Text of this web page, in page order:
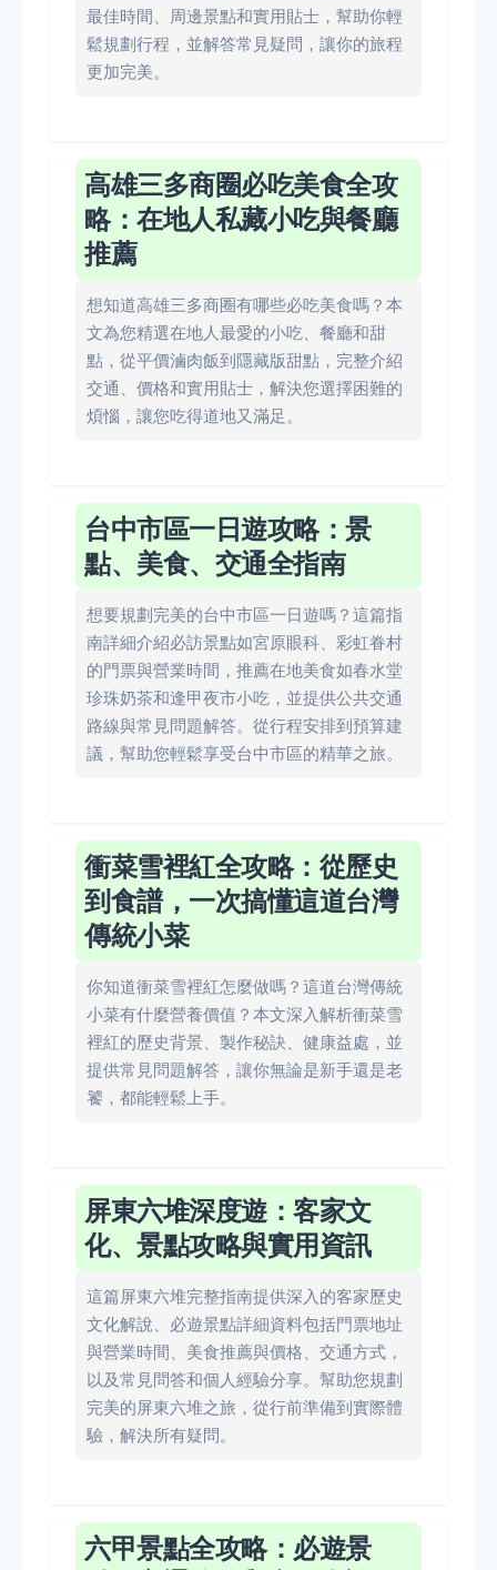
最佳時間、周邊景點和實用貼士，幫助你輕
鬆規劃行程，並解答常見疑問，讓你的旅程
更加完美。
高雄三多商圈必吃美食全攻
略：在地人私藏小吃與餐廳
推薦
想知道高雄三多商圈有哪些必吃美食嗎？本
文為您精選在地人最愛的小吃、餐廳和甜
點，從平價滷肉飯到隱藏版甜點，完整介紹
交通、價格和實用貼士，解決您選擇困難的
煩惱，讓您吃得道地又滿足。
台中市區一日遊攻略：景
點、美食、交通全指南
想要規劃完美的台中市區一日遊嗎？這篇指
南詳細介紹必訪景點如宮原眼科、彩虹眷村
的門票與營業時間，推薦在地美食如春水堂
珍珠奶茶和逢甲夜市小吃，並提供公共交通
路線與常見問題解答。從行程安排到預算建
議，幫助您輕鬆享受台中市區的精華之旅。
衝菜雪裡紅全攻略：從歷史
到食譜，一次搞懂這道台灣
傳統小菜
你知道衝菜雪裡紅怎麼做嗎？這道台灣傳統
小菜有什麼營養價值？本文深入解析衝菜雪
裡紅的歷史背景、製作秘訣、健康益處，並
提供常見問題解答，讓你無論是新手還是老
饕，都能輕鬆上手。
屏東六堆深度遊：客家文
化、景點攻略與實用資訊
這篇屏東六堆完整指南提供深入的客家歷史
文化解說、必遊景點詳細資料包括門票地址
與營業時間、美食推薦與價格、交通方式，
以及常見問答和個人經驗分享。幫助您規劃
完美的屏東六堆之旅，從行前準備到實際體
驗，解決所有疑問。
六甲景點全攻略：必遊景